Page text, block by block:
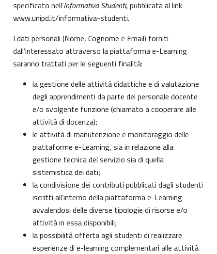
specificato nell’Informativa Studenti, pubblicata al link
www.unipd.it/informativa-studenti.
I dati personali (Nome, Cognome e Email) forniti
dall’interessato attraverso la piattaforma e-Learning
saranno trattati per le seguenti finalità:
la gestione delle attività didattiche e di valutazione
degli apprendimenti da parte del personale docente
e/o svolgente funzione (chiamato a cooperare alle
attività di docenza);
le attività di manutenzione e monitoraggio delle
piattaforme e-Learning, sia in relazione alla
gestione tecnica del servizio sia di quella
sistemistica dei dati;
la condivisione dei contributi pubblicati dagli studenti
iscritti all’interno della piattaforma e-Learning
avvalendosi delle diverse tipologie di risorse e/o
attività in essa disponibili;
la possibilità offerta agli studenti di realizzare
esperienze di e-learning complementari alle attività